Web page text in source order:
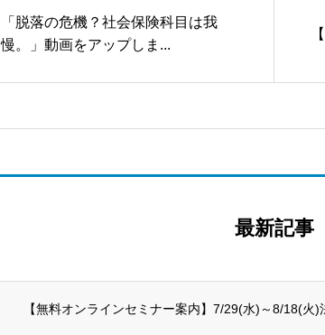
「脱落の危機？社会保険科目は我
慢。」動画をアップしま...
最新記事
【無料オンラインセミナー案内】7/29(水)～8/18(火)